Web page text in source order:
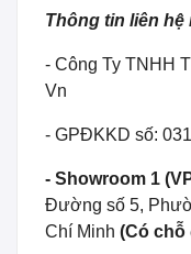
Thông tin liên hệ
- Công Ty TNHH
Vn
- GPĐKKD số:
- Showroom 1
Đường số 5,
Chí Minh (Có chỗ